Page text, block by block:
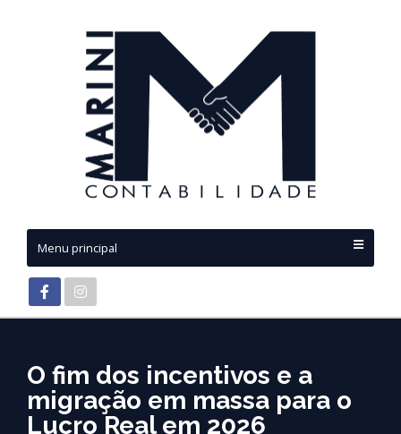
Menu principal
O fim dos incentivos e a
migração em massa para o
Lucro Real em 2026